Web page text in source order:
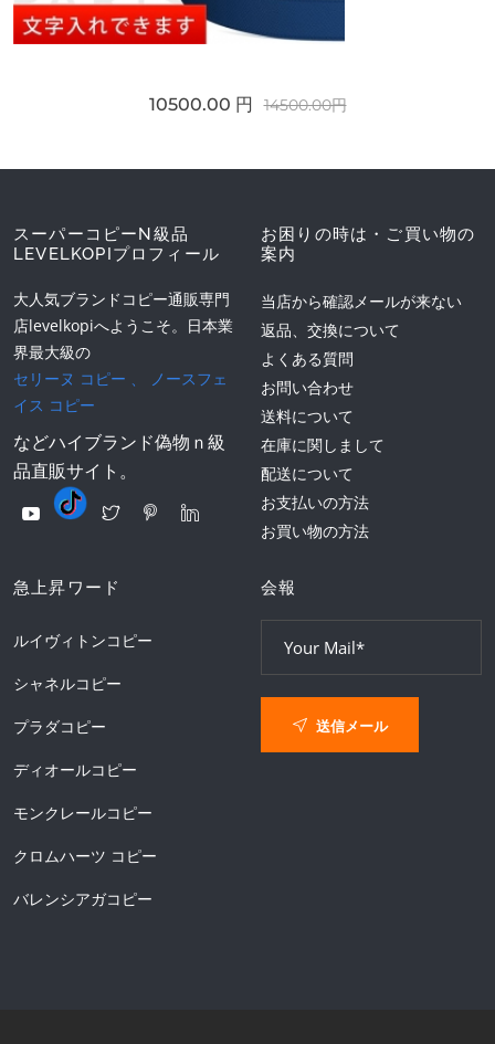
10500.00 円 14500.00円
スーパーコピーN級品
LEVELKOPIプロフィール
大人気ブランドコピー通販専門
店levelkopiへようこそ。日本業
界最大級の
セリーヌ コピー 、
ノースフェ
イス コピー
などハイブランド偽物ｎ級
品直販サイト。
お困りの時は・ご買い物の
案内
当店から確認メールが来ない
返品、交換について
よくある質問
お問い合わせ
送料について
在庫に関しまして
配送について
お支払いの方法
お買い物の方法
急上昇ワード
ルイヴィトンコピー
シャネルコピー
プラダコピー
ディオールコピー
モンクレールコピー
クロムハーツ コピー
バレンシアガコピー
会報
送信メール